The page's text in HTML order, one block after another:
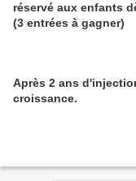
réservé aux enfants
(3 entrées à gagner)
Après 2 ans
croissance.